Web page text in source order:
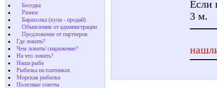
Беседка
Разное
Барахолка (купи - продай)
Объявления от администрации
Предложение от партнеров
Где ловить?
Чем ловить/ снаряжение?
На что ловить?
Наша рыба
Рыбалка на платниках
Морская рыбалка
Полезные советы
Если
3 м.